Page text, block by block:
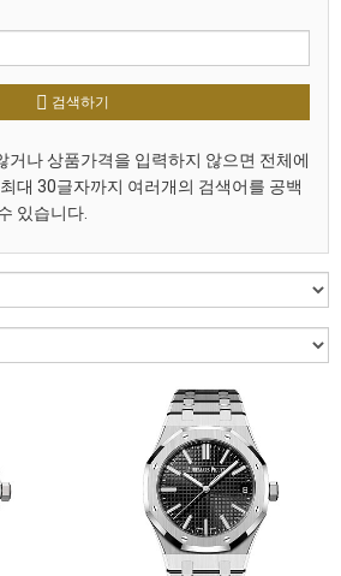
검색하기
거나 상품가격을 입력하지 않으면 전체에
대 30글자까지 여러개의 검색어를 공백
있습니다.